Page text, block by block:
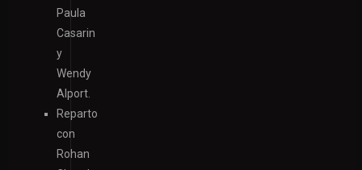
Paula
Casarin
y
Wendy
Alport.
Reparto
con
Rohan